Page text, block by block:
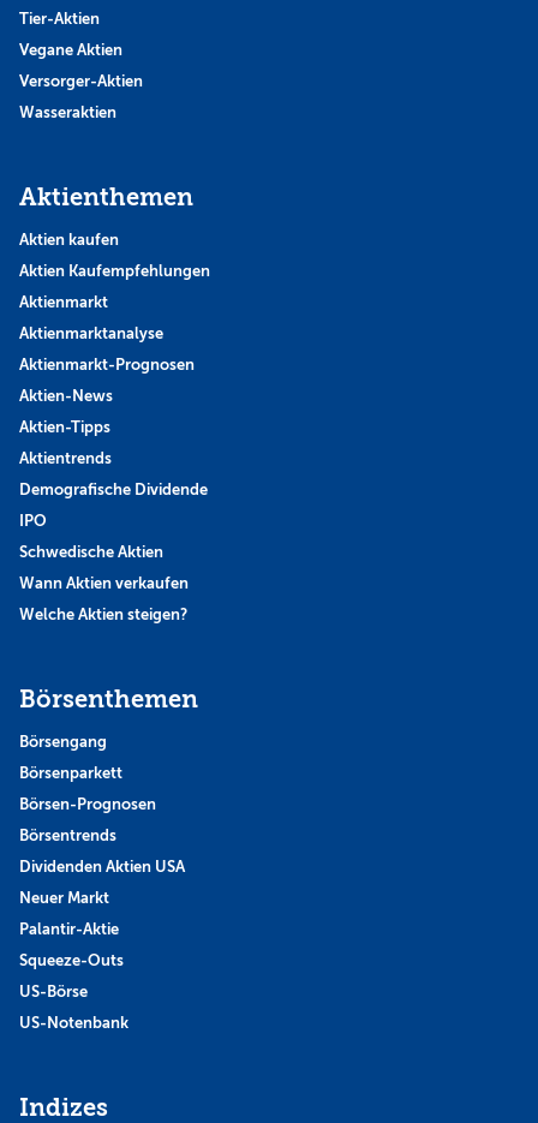
Tier-Aktien
Vegane Aktien
Versorger-Aktien
Wasseraktien
Aktienthemen
Aktien kaufen
Aktien Kaufempfehlungen
Aktienmarkt
Aktienmarktanalyse
Aktienmarkt-Prognosen
Aktien-News
Aktien-Tipps
Aktientrends
Demografische Dividende
IPO
Schwedische Aktien
Wann Aktien verkaufen
Welche Aktien steigen?
Börsenthemen
Börsengang
Börsenparkett
Börsen-Prognosen
Börsentrends
Dividenden Aktien USA
Neuer Markt
Palantir-Aktie
Squeeze-Outs
US-Börse
US-Notenbank
Indizes